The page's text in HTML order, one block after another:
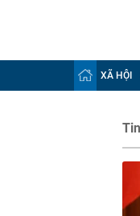
XÃ HỘI